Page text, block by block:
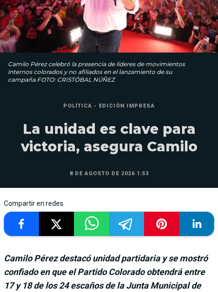
Camilo Pérez celebró la presencia de líderes de movimientos
internos colorados y no afiliados en el lanzamiento de su
campaña.FOTO: CRISTÓBAL NÚÑEZ
POLÍTICA - EDICIÓN IMPRESA
La unidad es clave para
victoria, asegura Camilo
8 DE AGOSTO DE 2026 1:53
Compartir en redes
Camilo Pérez destacó unidad partidaria y se mostró
confiado en que el Partido Colorado obtendrá entre
17 y 18 de los 24 escaños de la Junta Municipal de